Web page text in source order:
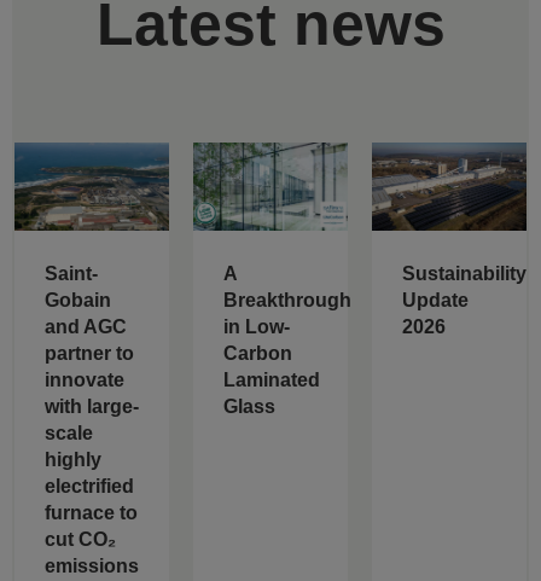
Latest news
Saint-
Gobain
and AGC
partner to
innovate
with large-
scale
highly
electrified
furnace to
cut CO₂
emissions
A
Breakthrough
in Low-
Carbon
Laminated
Glass
Sustainability
Update
2026